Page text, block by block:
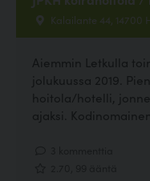
Kalailante 44, 14700
Aiemmin Letkulla
jolukuussa 2019.
hoitola/hotelli,
ajaksi.